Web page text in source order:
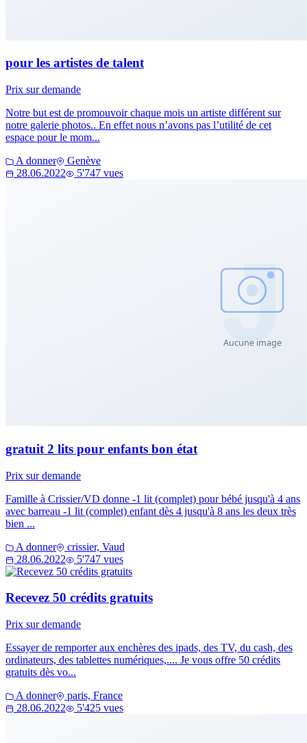
pour les artistes de talent
Prix sur demande
Notre but est de promouvoir chaque mois un artiste différent sur
notre galerie photos.. En effet nous n’avons pas l’utilité de cet
espace pour le mom...
A donner
Genève
28.06.2022
5'747 vues
gratuit 2 lits pour enfants bon état
Prix sur demande
Famille à Crissier/VD donne -1 lit (complet) pour bébé jusqu'à 4 ans
avec barreau -1 lit (complet) enfant dès 4 jusqu'à 8 ans les deux très
bien ...
A donner
crissier, Vaud
28.06.2022
5'747 vues
Recevez 50 crédits gratuits
Prix sur demande
Essayer de remporter aux enchères des ipads, des TV, du cash, des
ordinateurs, des tablettes numériques,.... Je vous offre 50 crédits
gratuits dès vo...
A donner
paris, France
28.06.2022
5'425 vues